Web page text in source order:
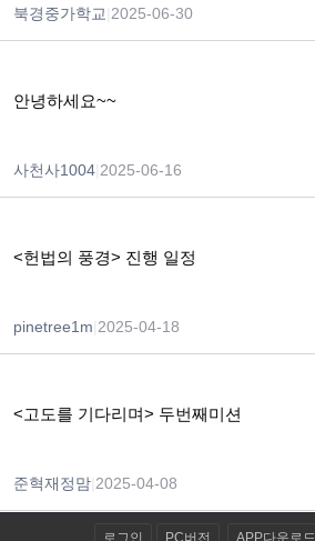
북경중가학교 2025-06-30
안녕하세요~~
사천사1004 2025-06-16
<헌법의 풍경> 진행 일정
pinetree1m 2025-04-18
<고도를 기다리며> 두번째미션
준혁재정맘 2025-04-08
로그인 PC버전 APP다운로드